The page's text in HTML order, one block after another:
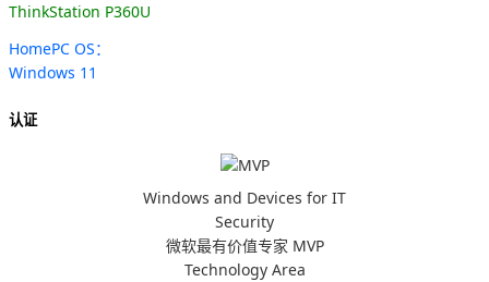
ThinkStation P360U
HomePC OS：
Windows 11
认证
Windows and Devices for IT
Security
微软最有价值专家 MVP
Technology Area